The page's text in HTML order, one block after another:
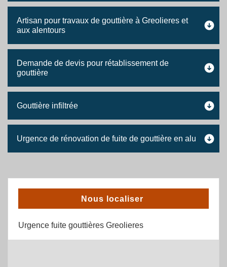
Artisan pour travaux de gouttière à Greolieres et
aux alentours
Demande de devis pour rétablissement de
gouttière
Gouttière infiltrée
Urgence de rénovation de fuite de gouttière en alu
Nous localiser
Urgence fuite gouttières Greolieres